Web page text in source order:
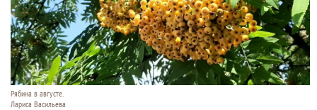
Рябина в августе.
Лариса Васильева